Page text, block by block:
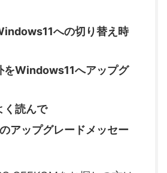
への切り替え時
をWindows11へアップグ
く読んで
アップグレードメッセー